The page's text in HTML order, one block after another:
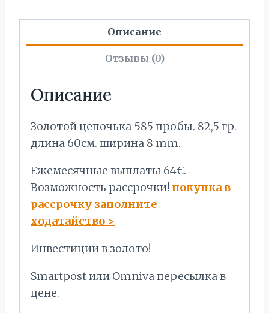
Описание
Отзывы (0)
Описание
Золотой цепочька 585 пробы. 82,5 гр.
длина 60см. ширина 8 mm.
Ежемесячные выплаты 64€.
Bозможность рассрочки! покупка в
рассрочку заполните
ходатайство >
Инвестиции в золото!
Smartpost или Omniva пересылка в
цене.